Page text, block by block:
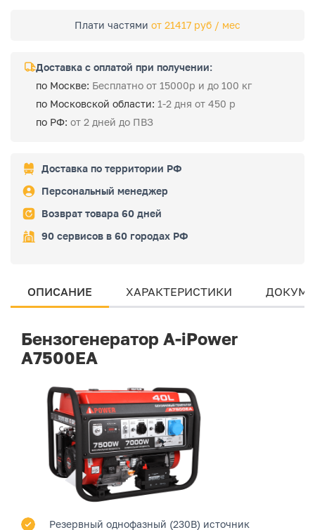
Плати частями от 21417 руб / мес
Доставка с оплатой при получении:
по Москве: Бесплатно от 15000р и до 100 кг
по Московской области: 1-2 дня от 450 р
по РФ: от 2 дней до ПВЗ
Доставка по территории РФ
Персональный менеджер
Возврат товара 60 дней
90 сервисов в 60 городах РФ
ОПИСАНИЕ ХАРАКТЕРИСТИКИ
Бензогенератор A-iPower
A7500EA
Резервный однофазный (230В) источник